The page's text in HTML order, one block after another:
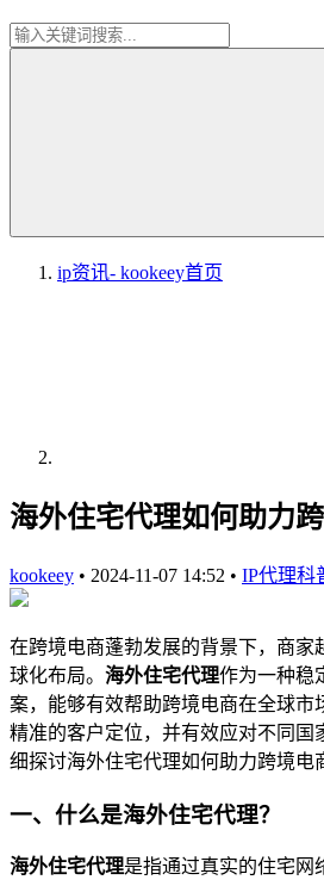
ip资讯- kookeey首页
海外住宅代理如何助力
kookeey • 2024-11-07 14:52 • IP代理科
在跨境电商蓬勃发展的背景下，商家
球化布局。 海外住宅代理作为一种稳
案，能够有效帮助跨境电商在全球市
精准的客户定位，并有效应对不同国
细探讨海外住宅代理如何助力跨境电
一、什么是海外住宅代理？
海外住宅代理是指通过真实的住宅网